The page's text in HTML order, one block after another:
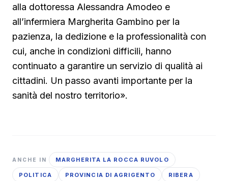
alla dottoressa Alessandra Amodeo e
all’infermiera Margherita Gambino per la
pazienza, la dedizione e la professionalità con
cui, anche in condizioni difficili, hanno
continuato a garantire un servizio di qualità ai
cittadini. Un passo avanti importante per la
sanità del nostro territorio».
ANCHE IN MARGHERITA LA ROCCA RUVOLO
POLITICA PROVINCIA DI AGRIGENTO RIBERA